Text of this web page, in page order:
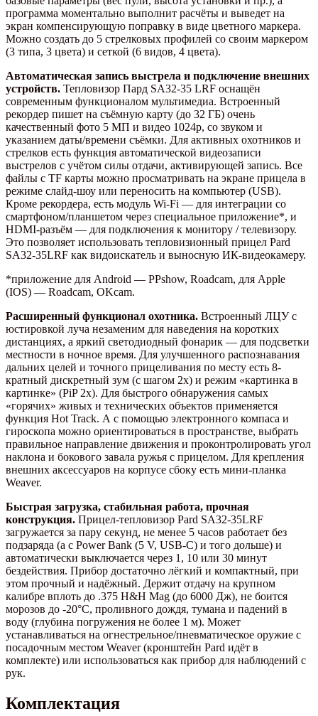
программа моментально выполнит расчёты и выведет на
экран компенсирующую поправку в виде цветного маркера.
Можно создать до 5 стрелковых профилей со своим маркером
(3 типа, 3 цвета) и сеткой (6 видов, 4 цвета).
Автоматическая запись выстрела и подключение внешних
устройств. Тепловизор Пард SA32-35 LRF оснащён
современным функционалом мультимедиа. Встроенный
рекордер пишет на съёмную карту (до 32 ГБ) очень
качественный фото 5 МП и видео 1024p, со звуком и
указанием даты/времени съёмки. Для активных охотников и
стрелков есть функция автоматической видеозаписи
выстрелов с учётом силы отдачи, активирующей запись. Все
файлы с TF карты можно просматривать на экране прицела в
режиме слайд-шоу или переносить на компьютер (USB).
Кроме рекордера, есть модуль Wi-Fi — для интеграции со
смартфоном/планшетом через специальное приложение*, и
HDMI-разъём — для подключения к монитору / телевизору.
Это позволяет использовать тепловизионный прицел Pard
SA32-35LRF как видоискатель и выносную ИК-видеокамеру.
*приложение для Android — PPshow, Roadcam, для Apple
(IOS) — Roadcam, OKcam.
Расширенный функционал охотника. Встроенный ЛЦУ с
юстировкой луча незаменим для наведения на коротких
дистанциях, а яркий светодиодный фонарик — для подсветки
местности в ночное время. Для улучшенного распознавания
дальних целей и точного прицеливания по месту есть 8-
кратный дискретный зум (с шагом 2x) и режим «картинка в
картинке» (PiP 2x). Для быстрого обнаружения самых
«горячих» живых и технических объектов применяется
функция Hot Track. А с помощью электронного компаса и
гироскопа можно ориентироваться в пространстве, выбрать
правильное направление движения и проконтролировать угол
наклона и бокового завала ружья с прицелом. Для крепления
внешних аксессуаров на корпусе сбоку есть мини-планка
Weaver.
Быстрая загрузка, стабильная работа, прочная
конструкция. Прицел-тепловизор Pard SA32-35LRF
загружается за пару секунд, не менее 5 часов работает без
подзаряда (а с Power Bank (5 V, USB-C) и того дольше) и
автоматически выключается через 1, 10 или 30 минут
бездействия. Прибор достаточно лёгкий и компактный, при
этом прочный и надёжный. Держит отдачу на крупном
калибре вплоть до .375 H&H Mag (до 6000 Дж), не боится
морозов до -20°C, проливного дождя, тумана и падений в
воду (глубина погружения не более 1 м). Может
устанавливаться на огнестрельное/пневматическое оружие с
посадочным местом Weaver (кронштейн Pard идёт в
комплекте) или использоваться как прибор для наблюдений с
рук.
Комплектация